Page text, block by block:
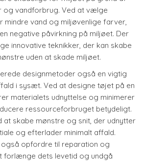
og vandforbrug. Ved at vælge
mindre vand og miljøvenlige farver,
negative påvirkning på miljøet. Der
innovative teknikker, der kan skabe
uden at skade miljøet.
designmetoder også en vigtig
i sysæt. Ved at designe tøjet på en
materialets udnyttelse og minimerer
ressourceforbruget betydeligt.
at skabe mønstre og snit, der udnytter
og efterlader minimalt affald.
også opfordre til reparation og
forlænge dets levetid og undgå